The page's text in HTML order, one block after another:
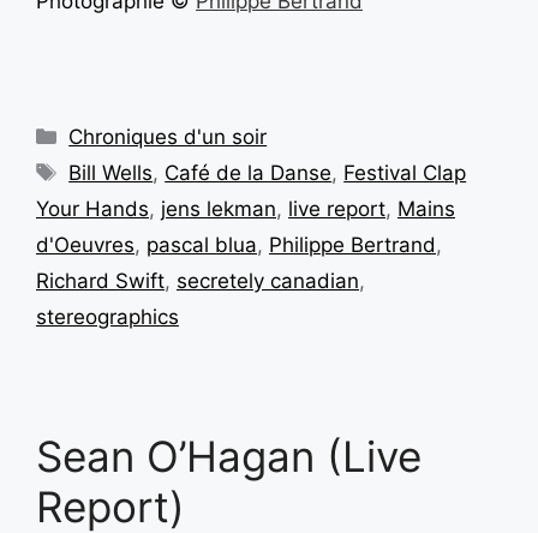
Chroniques d'un soir
Bill Wells, Café de la Danse, Festival Clap
Your Hands, jens lekman, live report, Mains
d'Oeuvres, pascal blua, Philippe Bertrand ,
Richard Swift, secretely canadian,
stereographics
Sean O’Hagan (Live
Report)